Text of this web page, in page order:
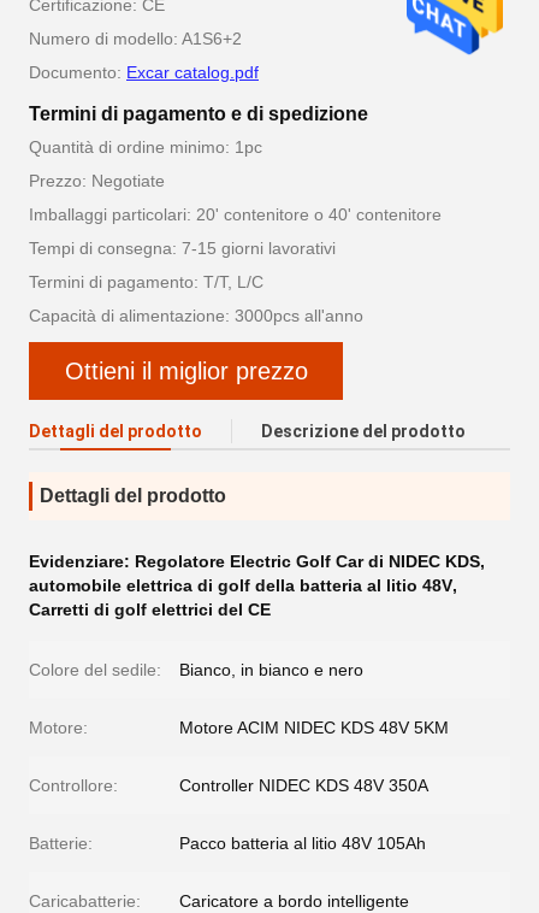
Certificazione: CE
Numero di modello: A1S6+2
Documento: Excar catalog.pdf
Termini di pagamento e di spedizione
Quantità di ordine minimo: 1pc
Prezzo: Negotiate
Imballaggi particolari: 20' contenitore o 40' contenitore
Tempi di consegna: 7-15 giorni lavorativi
Termini di pagamento: T/T, L/C
Capacità di alimentazione: 3000pcs all'anno
Ottieni il miglior prezzo
Dettagli del prodotto Descrizione del prodotto
Dettagli del prodotto
Evidenziare: Regolatore Electric Golf Car di NIDEC KDS,
automobile elettrica di golf della batteria al litio 48V,
Carretti di golf elettrici del CE
Colore del sedile: Bianco, in bianco e nero
Motore: Motore ACIM NIDEC KDS 48V 5KM
Controllore: Controller NIDEC KDS 48V 350A
Batterie: Pacco batteria al litio 48V 105Ah
Caricabatterie: Caricatore a bordo intelligente